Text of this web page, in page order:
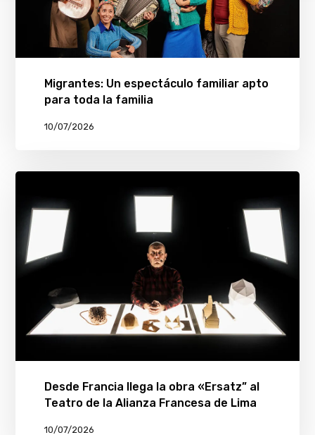
Migrantes: Un espectáculo familiar apto
para toda la familia
10/07/2026
Desde Francia llega la obra «Ersatz” al
Teatro de la Alianza Francesa de Lima
10/07/2026